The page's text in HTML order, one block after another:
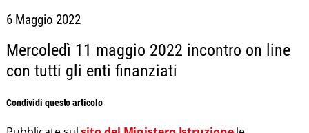
6 Maggio 2022
Mercoledì 11 maggio 2022 incontro on line
con tutti gli enti finanziati
Condividi questo articolo